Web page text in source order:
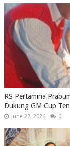
RS Pertamina
Dukung GM Cup
June 27, 2026 0